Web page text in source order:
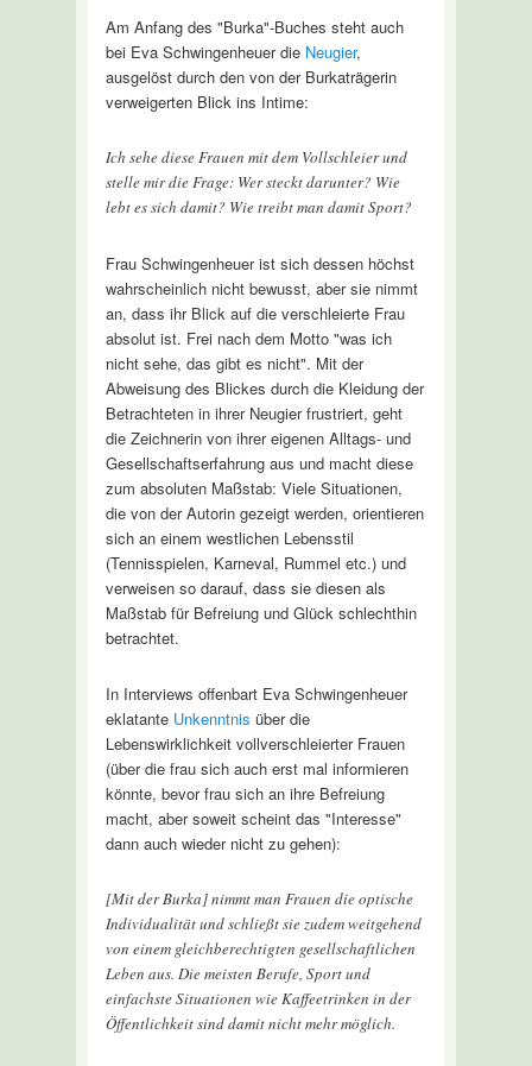
Am Anfang des "Burka"-Buches steht auch
bei Eva Schwingenheuer die Neugier,
ausgelöst durch den von der Burkaträgerin
verweigerten Blick ins Intime:
Ich sehe diese Frauen mit dem Vollschleier und
stelle mir die Frage: Wer steckt darunter? Wie
lebt es sich damit? Wie treibt man damit Sport?
Frau Schwingenheuer ist sich dessen höchst
wahrscheinlich nicht bewusst, aber sie nimmt
an, dass ihr Blick auf die verschleierte Frau
absolut ist. Frei nach dem Motto "was ich
nicht sehe, das gibt es nicht". Mit der
Abweisung des Blickes durch die Kleidung der
Betrachteten in ihrer Neugier frustriert, geht
die Zeichnerin von ihrer eigenen Alltags- und
Gesellschaftserfahrung aus und macht diese
zum absoluten Maßstab: Viele Situationen,
die von der Autorin gezeigt werden, orientieren
sich an einem westlichen Lebensstil
(Tennisspielen, Karneval, Rummel etc.) und
verweisen so darauf, dass sie diesen als
Maßstab für Befreiung und Glück schlechthin
betrachtet.
In Interviews offenbart Eva Schwingenheuer
eklatante Unkenntnis über die
Lebenswirklichkeit vollverschleierter Frauen
(über die frau sich auch erst mal informieren
könnte, bevor frau sich an ihre Befreiung
macht, aber soweit scheint das "Interesse"
dann auch wieder nicht zu gehen):
[Mit der Burka] nimmt man Frauen die optische
Individualität und schließt sie zudem weitgehend
von einem gleichberechtigten gesellschaftlichen
Leben aus. Die meisten Berufe, Sport und
einfachste Situationen wie Kaffeetrinken in der
Öffentlichkeit sind damit nicht mehr möglich.